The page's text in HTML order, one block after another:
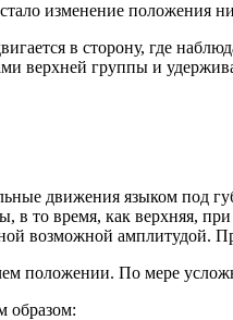
изменение
в сторону, где
верхней группы и
движения языком под
в то время, как верхняя,
возможной
положении. По мере
образом: